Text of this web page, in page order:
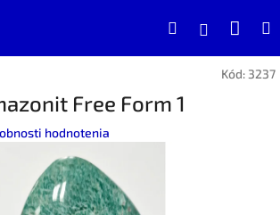
Hľadať
Kód: 3237
Free Form 1
hodnotenia